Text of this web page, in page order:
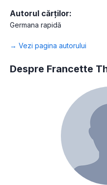
Autorul cărților:
Germana rapidă
→ Vezi pagina autorului
Despre Francette